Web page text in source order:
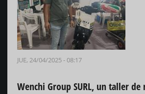
JUE, 24/04/2025 - 08:17
Wenchi Group SURL, un taller de